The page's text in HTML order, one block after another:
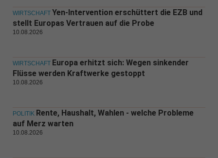
WIRTSCHAFT Yen-Intervention erschüttert die EZB und
stellt Europas Vertrauen auf die Probe
10.08.2026
WIRTSCHAFT Europa erhitzt sich: Wegen sinkender
Flüsse werden Kraftwerke gestoppt
10.08.2026
POLITIK Rente, Haushalt, Wahlen - welche Probleme
auf Merz warten
10.08.2026